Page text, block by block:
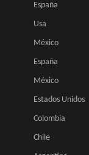
España
Usa
México
España
México
Estados Unidos
Colombia
Chile